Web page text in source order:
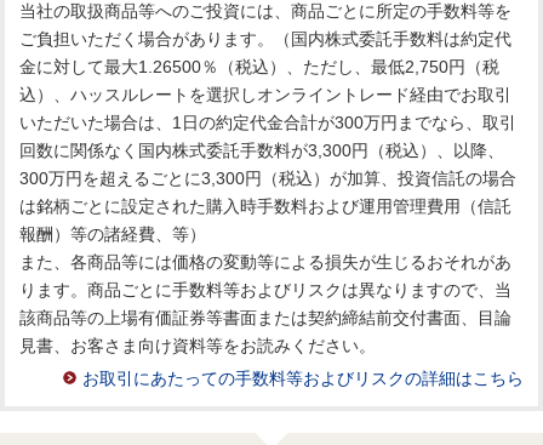
当社の取扱商品等へのご投資には、商品ごとに所定の手数料等を
ご負担いただく場合があります。（国内株式委託手数料は約定代
金に対して最大1.26500％（税込）、ただし、最低2,750円（税
込）、ハッスルレートを選択しオンライントレード経由でお取引
いただいた場合は、1日の約定代金合計が300万円までなら、取引
回数に関係なく国内株式委託手数料が3,300円（税込）、以降、
300万円を超えるごとに3,300円（税込）が加算、投資信託の場合
は銘柄ごとに設定された購入時手数料および運用管理費用（信託
報酬）等の諸経費、等）
また、各商品等には価格の変動等による損失が生じるおそれがあ
ります。商品ごとに手数料等およびリスクは異なりますので、当
該商品等の上場有価証券等書面または契約締結前交付書面、目論
見書、お客さま向け資料等をお読みください。
お取引にあたっての手数料等およびリスクの詳細はこちら